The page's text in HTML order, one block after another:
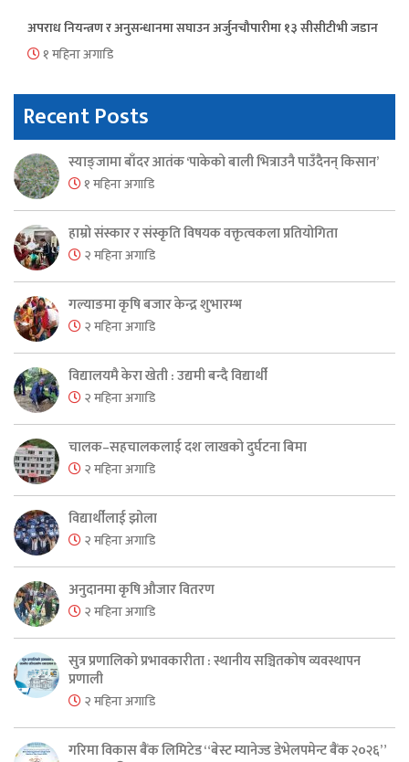
अपराध नियन्त्रण र अनुसन्धानमा सघाउन अर्जुनचौपारीमा १३ सीसीटीभी जडान
१ महिना अगाडि
Recent Posts
स्याङ्जामा बाँदर आतंक ‘पाकेको बाली भित्राउनै पाउँदैनन् किसान’
१ महिना अगाडि
हाम्रो संस्कार र संस्कृति विषयक वक्तृत्वकला प्रतियोगिता
२ महिना अगाडि
गल्याङमा कृषि बजार केन्द्र शुभारम्भ
२ महिना अगाडि
विद्यालयमै केरा खेती : उद्यमी बन्दै विद्यार्थी
२ महिना अगाडि
चालक–सहचालकलाई दश लाखको दुर्घटना बिमा
२ महिना अगाडि
विद्यार्थीलाई झोला
२ महिना अगाडि
अनुदानमा कृषि औजार वितरण
२ महिना अगाडि
सुत्र प्रणालिको प्रभावकारीता : स्थानीय सञ्चितकोष व्यवस्थापन
प्रणाली
२ महिना अगाडि
गरिमा विकास बैंक लिमिटेड “बेस्ट म्यानेज्ड डेभेलपमेन्ट बैंक २०२६”